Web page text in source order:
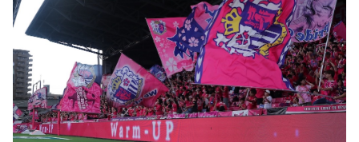
観戦ガイド
初めて観戦ガイド キッズ向けサービス グルメ マッチデープログラム
観戦マナー&ルール
ビジターサポーター観戦ガイド 公式アプリ
スタジアム
YANMAR HANASAKA STADIUM
DAZNで観戦
クラブ紹介 求人情報
サポートする
パートナー企業募集中 セレッソ大阪VISAカード
サポートスタッフ
セレッソアイデアちょうだいな 応援商店街
Lise（ライセンスビジネス）
サステナビリティ
ファンクラブ
SAKURA SOCIO SAKURA POINT Program 招待券引換方法 先行入場
まいセレチケット 会員規定 婚姻届・出生届・命名書
ニュース
ニュース
すべて チーム グッズ チケット イベント ファンクラブ
ホームタウン
パートナー スポーツクラブ 30周年
レディース